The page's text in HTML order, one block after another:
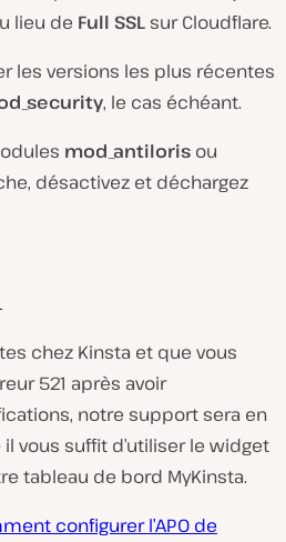
lieu de Full SSL sur Cloudflare.
les versions les plus récentes
, le cas échéant.
mod_antiloris ou
désactivez et déchargez
chez Kinsta et que vous
521 après avoir
notre support sera en
vous suffit d’utiliser le widget
tableau de bord MyKinsta.
configurer l’APO de